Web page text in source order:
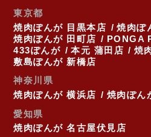
東京都
焼肉ぽんが 目黒本店
焼肉ぽ
焼肉ぽんが 田町店
PONGA
433ぽんが
本元 蒲田店
焼
敷島ぽんが 新橋店
神奈川県
焼肉ぽんが 横浜店
焼肉ぽん
愛知県
焼肉ぽんが 名古屋伏見店